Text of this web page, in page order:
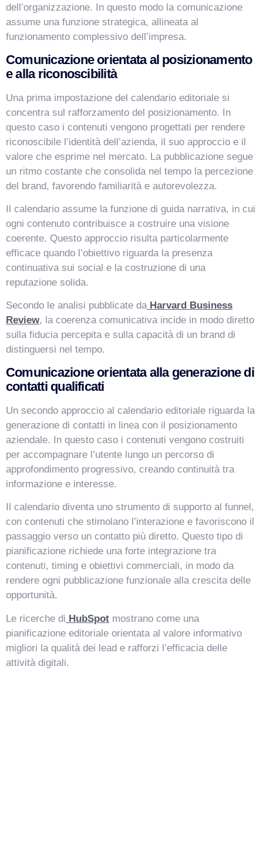
dell’organizzazione. In questo modo la comunicazione
assume una funzione strategica, allineata al
funzionamento complessivo dell’impresa.
Comunicazione orientata al posizionamento
e alla riconoscibilità
Una prima impostazione del calendario editoriale si
concentra sul rafforzamento del posizionamento. In
questo caso i contenuti vengono progettati per rendere
riconoscibile l’identità dell’azienda, il suo approccio e il
valore che esprime nel mercato. La pubblicazione segue
un ritmo costante che consolida nel tempo la percezione
del brand, favorendo familiarità e autorevolezza.
Il calendario assume la funzione di guida narrativa, in cui
ogni contenuto contribuisce a costruire una visione
coerente. Questo approccio risulta particolarmente
efficace quando l’obiettivo riguarda la presenza
continuativa sui social e la costruzione di una
reputazione solida.
Secondo le analisi pubblicate da Harvard Business
Review, la coerenza comunicativa incide in modo diretto
sulla fiducia percepita e sulla capacità di un brand di
distinguersi nel tempo.
Comunicazione orientata alla generazione di
contatti qualificati
Un secondo approccio al calendario editoriale riguarda la
generazione di contatti in linea con il posizionamento
aziendale. In questo caso i contenuti vengono costruiti
per accompagnare l’utente lungo un percorso di
approfondimento progressivo, creando continuità tra
informazione e interesse.
Il calendario diventa uno strumento di supporto al funnel,
con contenuti che stimolano l’interazione e favoriscono il
passaggio verso un contatto più diretto. Questo tipo di
pianificazione richiede una forte integrazione tra
contenuti, timing e obiettivi commerciali, in modo da
rendere ogni pubblicazione funzionale alla crescita delle
opportunità.
Le ricerche di HubSpot mostrano come una
pianificazione editoriale orientata al valore informativo
migliori la qualità dei lead e rafforzi l’efficacia delle
attività digitali.
VismarChat AI Agent
Salve! Sono VismarChat, l'agente AI di Vismarcorp. In
cosa possiamo esserti utile?